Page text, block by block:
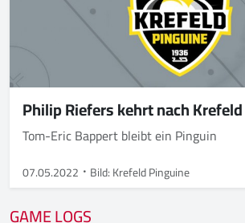
Philip Riefers kehrt nach
Tom-Eric Bappert bleibt ein Pinguin
07.05.2022 Bild: Krefeld Pinguine
GAME LOGS